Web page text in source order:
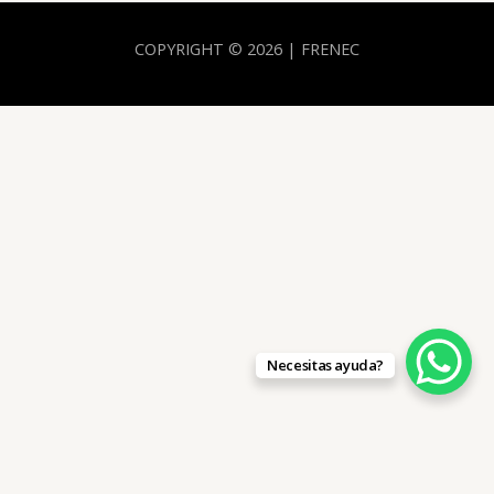
COPYRIGHT © 2026 | FRENEC
Necesitas ayuda?